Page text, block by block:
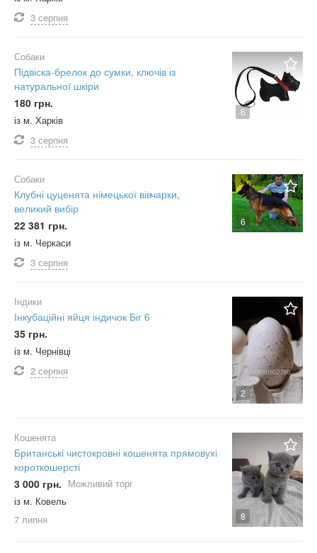
3 серпня
6
Собаки
Підвіска-брелок до сумки, ключів із
натуральної шкіри
180 грн.
із м. Харків
3 серпня
6
Собаки
Клубні цуценята німецької вівчарки,
великий вибір
22 381 грн.
із м. Черкаси
3 серпня
2
Індики
Інкубаційні яйця індичок Біг 6
35 грн.
із м. Чернівці
2 серпня
8
Кошенята
Британські чистокровні кошенята прямовухі
короткошерсті
3 000 грн. Можливий торг
із м. Ковель
7 липня